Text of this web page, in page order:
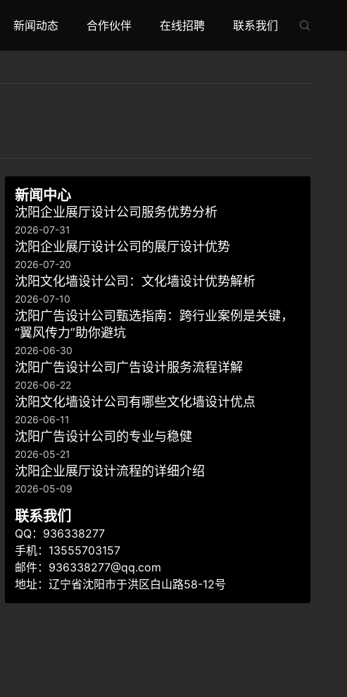

新闻动态 合作伙伴 在线招聘 联系我们
新闻中心
沈阳企业展厅设计公司服务优势分析
2026-07-31
沈阳企业展厅设计公司的展厅设计优势
2026-07-20
沈阳文化墙设计公司：文化墙设计优势解析
2026-07-10
沈阳广告设计公司甄选指南：跨行业案例是关键，
“翼风传力”助你避坑
2026-06-30
沈阳广告设计公司广告设计服务流程详解
2026-06-22
沈阳文化墙设计公司有哪些文化墙设计优点
2026-06-11
​沈阳广告设计公司的专业与稳健
2026-05-21
沈阳企业展厅设计流程的详细介绍
2026-05-09
联系我们
QQ：936338277
手机：13555703157
邮件：936338277@qq.com
地址：辽宁省沈阳市于洪区白山路58-12号